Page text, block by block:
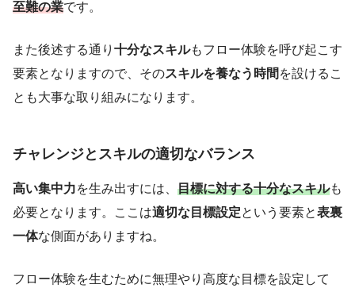
至難の業です。
また後述する通り 十分なスキルもフロー体験を呼び起こす
要素となりますので、そのスキルを養なう時間 を設けるこ
とも大事な取り組みになります。
チャレンジとスキルの適切なバランス
高い集中力を生み出すには、 目標に対する十分なスキルも
必要となります。ここは適切な目標設定という要素と表裏
一体な側面がありますね。
フロー体験を生むために無理やり高度な目標を設定して